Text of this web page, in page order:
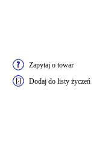
Zapytaj o towar
Dodaj do listy życzeń